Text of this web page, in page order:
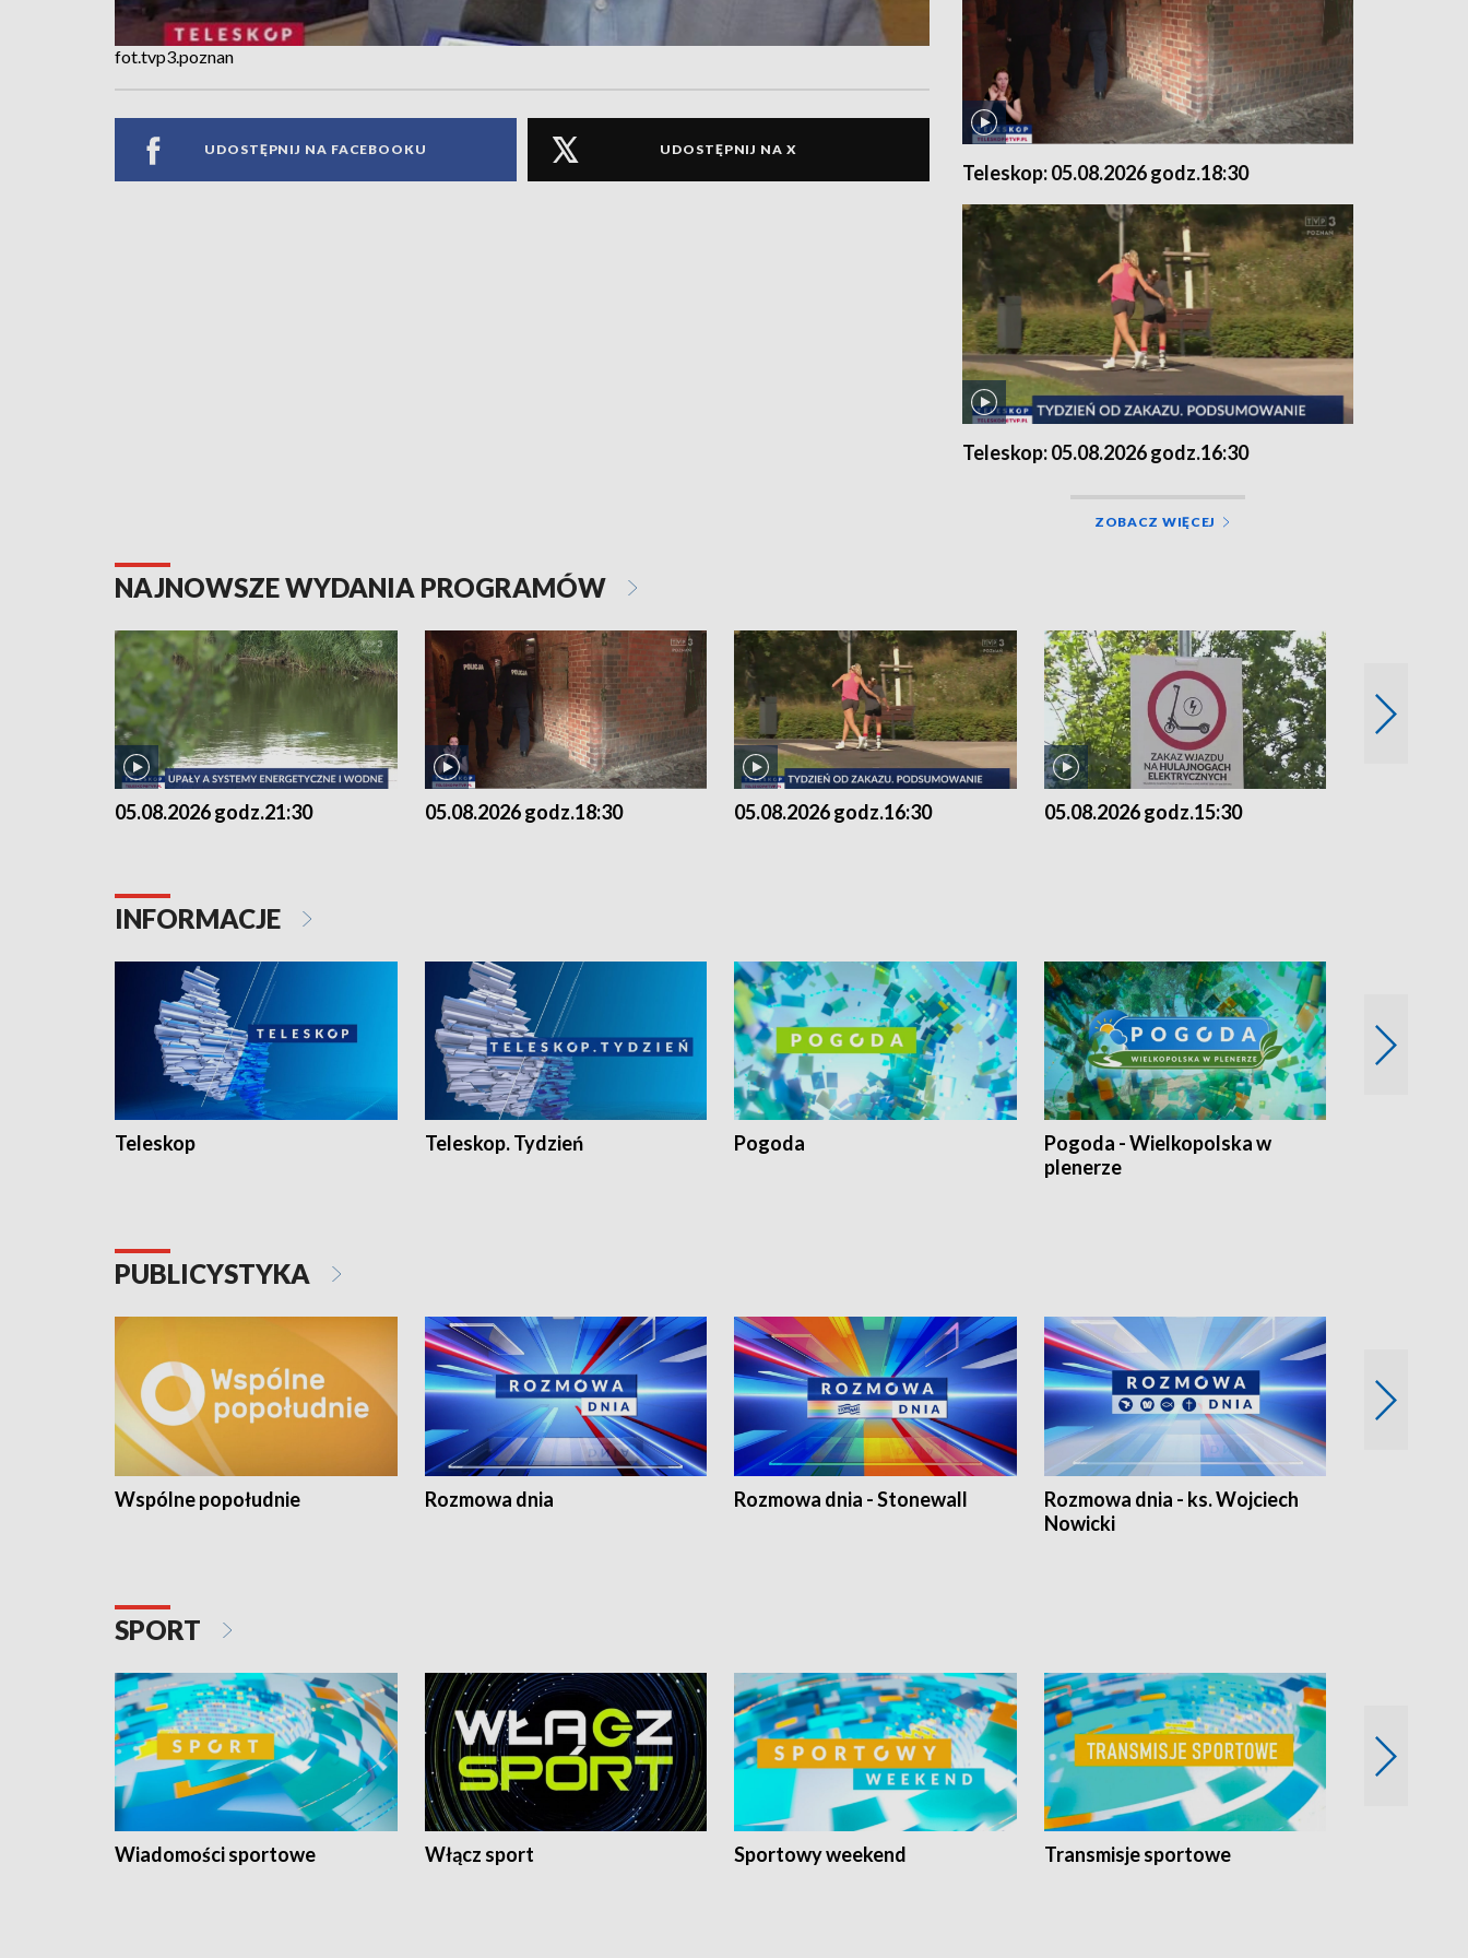
fot.tvp3.poznan
UDOSTĘPNIJ NA FACEBOOKU UDOSTĘPNIJ NA X
Teleskop: 05.08.2026 godz.18:30
Teleskop: 05.08.2026 godz.16:30
ZOBACZ WIĘCEJ
NAJNOWSZE WYDANIA PROGRAMÓW
05.08.2026 godz.21:30 05.08.2026 godz.18:30 05.08.2026 godz.16:30 05.08.2026 godz.15:30
INFORMACJE
Teleskop Teleskop. Tydzień Pogoda
Pogoda - Wielkopolska w
plenerze
PUBLICYSTYKA
Wspólne popołudnie Rozmowa dnia Rozmowa dnia - Stonewall
Rozmowa dnia - ks. Wojciech
Nowicki
SPORT
Wiadomości sportowe Włącz sport Sportowy weekend Transmisje sportowe